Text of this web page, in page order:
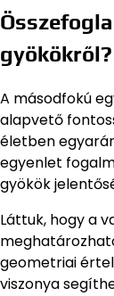
gyökökről?
A másodfokú
alapvető
életben
egyenlet
gyökök
Láttuk, hogy a
geometriai
viszonya